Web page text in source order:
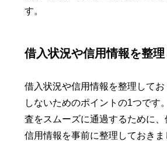
す。
借入状況や信用情報を整理
借入状況や信用情報を整理して
しないためのポイントの1つです
査をスムーズに通過するために
信用情報を事前に整理しておきま